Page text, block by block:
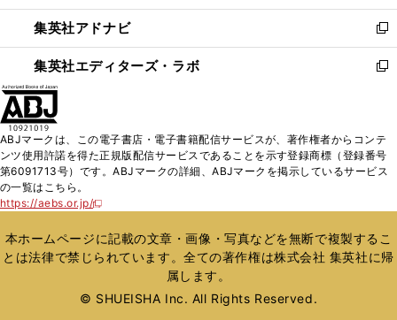
開
く
ウ
で
開
く
ン
ド
ウ
で
ウ
ィ
ン
ド
く
集英社アドナビ
新
し
い
ド
ウ
で
集英社エディターズ・ラボ
新
ィ
ン
ド
開
く
ABJマークは、この電子書店・電子書籍配信サービスが、著作権者からコンテ
ンツ使用許諾を得た正規版配信サービスであることを示す登録商標（登録番号
第6091713号）です。ABJマークの詳細、ABJマークを掲示しているサービス
の一覧はこちら。
https://aebs.or.jp/
新
い
ウ
ィ
ウ
本ホームページに記載の文章・画像・写真などを無断で複製するこ
とは法律で禁じられています。全ての著作権は株式会社 集英社に帰
属します。
© SHUEISHA Inc. All Rights Reserved.